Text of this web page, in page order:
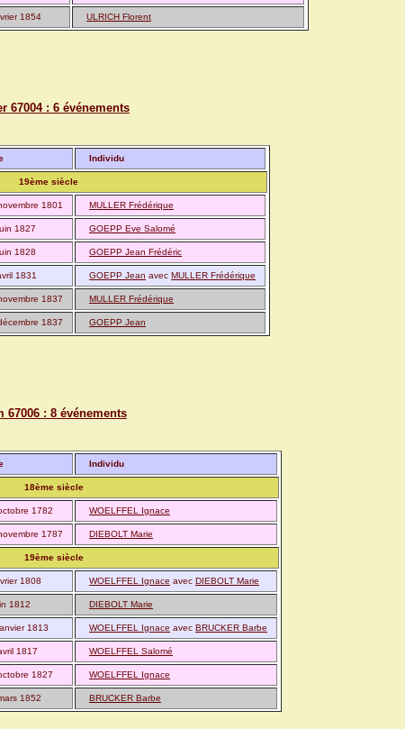
1854 ULRICH Florent
67004 : 6 événements
Individu
19ème siècle
1801 MULLER Frédérique
1827 GOEPP Eve Salomé
1828 GOEPP Jean Frédéric
1831 GOEPP Jean avec MULLER Frédérique
1837 MULLER Frédérique
1837 GOEPP Jean
67006 : 8 événements
Individu
18ème siècle
1782 WOELFFEL Ignace
1787 DIEBOLT Marie
19ème siècle
1808 WOELFFEL Ignace avec DIEBOLT Marie
1812 DIEBOLT Marie
1813 WOELFFEL Ignace avec BRUCKER Barbe
1817 WOELFFEL Salomé
1827 WOELFFEL Ignace
1852 BRUCKER Barbe